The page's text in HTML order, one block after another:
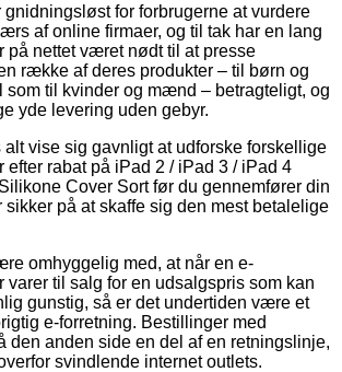
gnidningsløst for forbrugerne at vurdere
af online firmaer, og til tak har en lang
på nettet været nødt til at presse
række af deres produkter – til børn og
som til kvinder og mænd – betragteligt, og
yde levering uden gebyr.
alt vise sig gavnligt at udforske forskellige
efter rabat på iPad 2 / iPad 3 / iPad 4
Cover Sort før du gennemfører din
sikker på at skaffe sig den mest betalelige
omhyggelig med, at når en e-
varer til salg for en udsalgspris som kan
gunstig, så er det undertiden være et
e-forretning. Bestillinger med
den anden side en del af en retningslinje,
svindlende internet outlets.